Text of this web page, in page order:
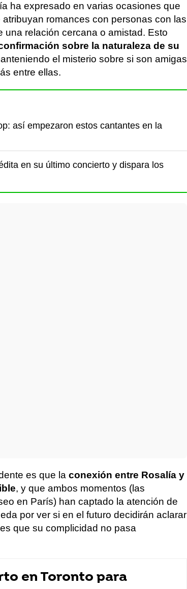
ha expresado en varias ocasiones que
romances con personas con las
una relación cercana o amistad. Esto
sobre la naturaleza de su
el misterio sobre si son amigas
entre ellas.
así empezaron estos cantantes en la
en su último concierto y dispara los
es que la conexión entre Rosalía y
, y que ambos momentos (las
en París) han captado la atención de
por ver si en el futuro decidirán aclarar
que su complicidad no pasa
en Toronto para